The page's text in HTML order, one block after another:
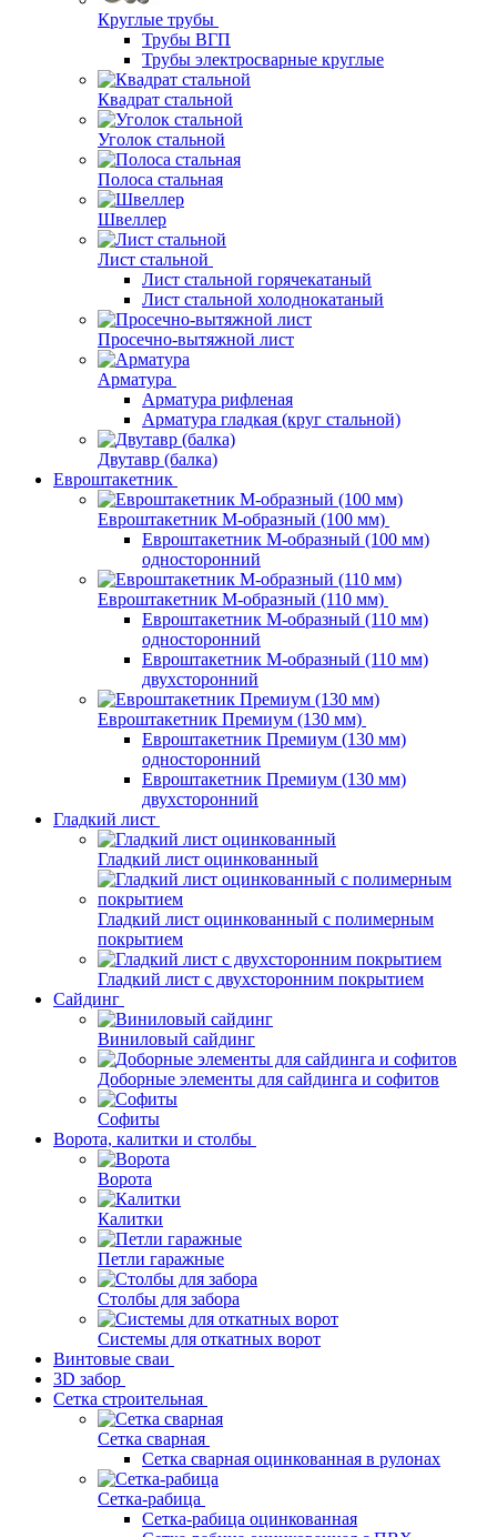
Круглые трубы
Трубы ВГП
Трубы электросварные круглые
Квадрат стальной
Уголок стальной
Полоса стальная
Швеллер
Лист стальной
Лист стальной горячекатаный
Лист стальной холоднокатаный
Просечно-вытяжной лист
Арматура
Арматура рифленая
Арматура гладкая (круг стальной)
Двутавр (балка)
Евроштакетник
Евроштакетник М-образный (100 мм)
Евроштакетник М-образный (100 мм)
односторонний
Евроштакетник М-образный (110 мм)
Евроштакетник М-образный (110 мм)
односторонний
Евроштакетник М-образный (110 мм)
двухсторонний
Евроштакетник Премиум (130 мм)
Евроштакетник Премиум (130 мм)
односторонний
Евроштакетник Премиум (130 мм)
двухсторонний
Гладкий лист
Гладкий лист оцинкованный
Гладкий лист оцинкованный с полимерным
покрытием
Гладкий лист с двухсторонним покрытием
Сайдинг
Виниловый сайдинг
Доборные элементы для сайдинга и софитов
Софиты
Ворота, калитки и столбы
Ворота
Калитки
Петли гаражные
Столбы для забора
Системы для откатных ворот
Винтовые сваи
3D забор
Сетка строительная
Сетка сварная
Сетка сварная оцинкованная в рулонах
Сетка-рабица
Сетка-рабица оцинкованная